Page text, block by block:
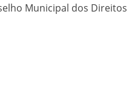
Municipal dos Direitos